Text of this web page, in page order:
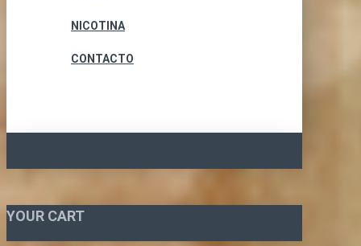
NICOTINA
CONTACTO
YOUR CART